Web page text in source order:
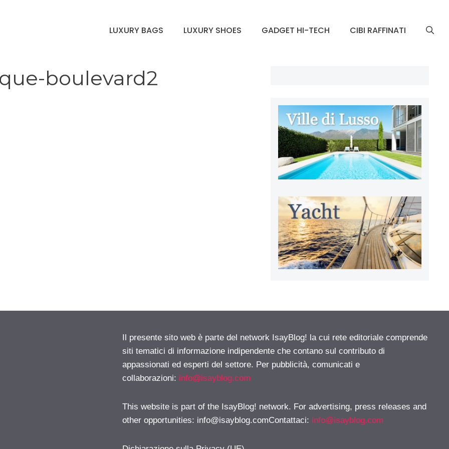
LUXURY BAGS LUXURY SHOES GADGET HI-TECH CIBI RAFFINATI
boulevard2
Il presente sito web è parte del network IsayBlog! la cui rete editoriale comprende
siti tematici di informazione indipendente che contano sul contributo di
appassionati ed esperti del settore. Per pubblicità, comunicati e
collaborazioni: info@isayblog.com
This website is part of the IsayBlog! network. For advertising, press releases and
other opportunities: info@isayblog.comContattaci: info@isayblog.com